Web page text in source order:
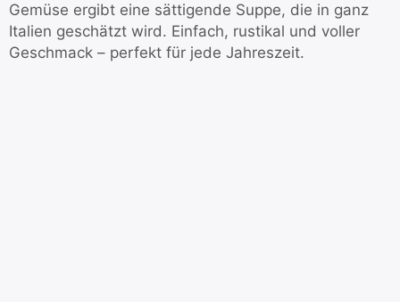
Gemüse ergibt eine sättigende Suppe, die in ganz
Italien geschätzt wird. Einfach, rustikal und voller
Geschmack – perfekt für jede Jahreszeit.